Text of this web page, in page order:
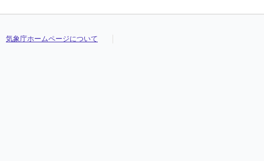
気象庁ホームページについて